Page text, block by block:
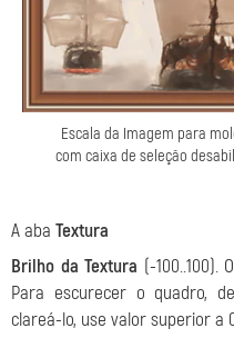
Escala da Imagem para
com caixa de seleção
A aba Textura
Brilho da Textura (-
Para escurecer o quadro,
clareá-lo, use valor superior a